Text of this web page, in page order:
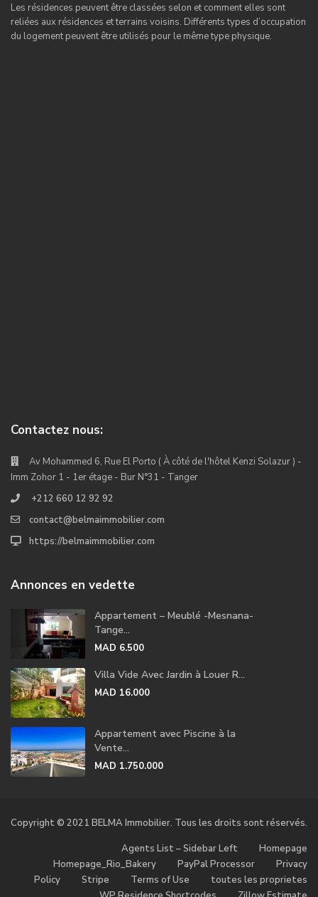
Les résidences peuvent être classées selon et comment elles sont
reliées aux résidences et terrains voisins. Différents types d’occupation
du logement peuvent être utilisés pour le même type physique.
Contactez nous:
Av Mohammed 6, Rue El Porto ( À côté de l'hôtel Kenzi Solazur ) -
Imm Zohor 1 - 1er étage - Bur N°31 - Tanger
+212 660 12 92 92
contact@belmaimmobilier.com
https://belmaimmobilier.com
Annonces en vedette
Appartement – Meublé -Mesnana-
Tange...
MAD 6.500
Villa Vide Avec Jardin à Louer R...
MAD 16.000
Appartement avec Piscine à la
Vente...
MAD 1.750.000
Copyright © 2021 BELMA Immobilier. Tous les droits sont réservés.
Agents List – Sidebar Left
Homepage
Homepage_Rio_Bakery
PayPal Processor
Privacy
Policy
Stripe Terms of Use
toutes les proprietes